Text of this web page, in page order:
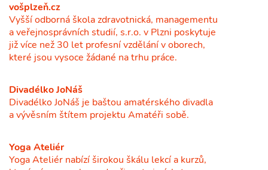
vošplzeň.cz
Vyšší odborná škola zdravotnická, managementu
a veřejnosprávních studií, s.r.o. v Plzni poskytuje
již více než 30 let profesní vzdělání v oborech,
které jsou vysoce žádané na trhu práce.
Divadélko JoNáš
Divadélko JoNáš je baštou amatérského divadla
a vývěsním štítem projektu Amatéři sobě.
Yoga Ateliér
Yoga Ateliér nabízí širokou škálu lekcí a kurzů,